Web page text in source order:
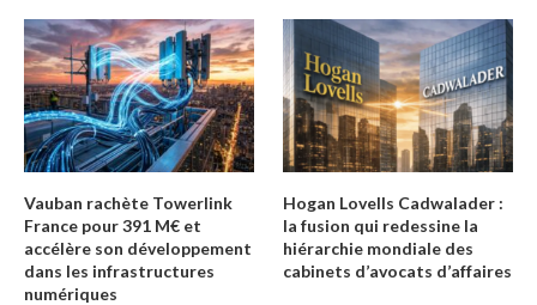
Vauban rachète Towerlink
France pour 391 M€ et
accélère son développement
dans les infrastructures
numériques
Hogan Lovells Cadwalader :
la fusion qui redessine la
hiérarchie mondiale des
cabinets d’avocats d’affaires